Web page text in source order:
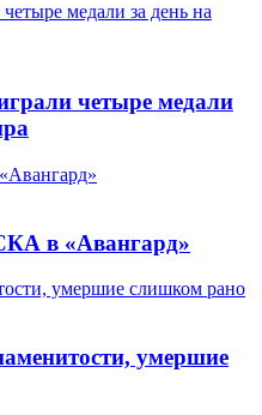
медали за день на
четыре медали
в «Авангард»
умершие слишком рано
умершие